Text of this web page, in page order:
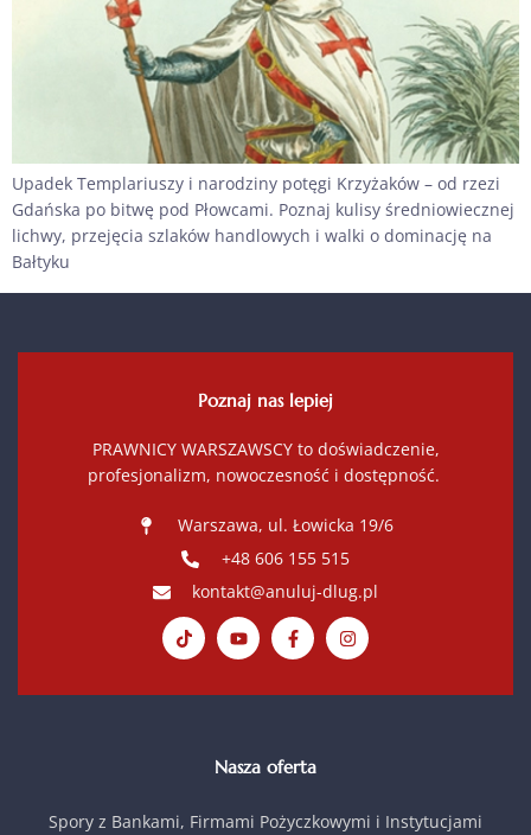
Upadek Templariuszy i narodziny potęgi Krzyżaków – od rzezi
Gdańska po bitwę pod Płowcami. Poznaj kulisy średniowiecznej
lichwy, przejęcia szlaków handlowych i walki o dominację na
Bałtyku
Poznaj nas lepiej
PRAWNICY WARSZAWSCY to doświadczenie,
profesjonalizm, nowoczesność i dostępność.
Warszawa, ul. Łowicka 19/6
+48 606 155 515
kontakt@anuluj-dlug.pl
Nasza oferta
Spory z Bankami, Firmami Pożyczkowymi i Instytucjami